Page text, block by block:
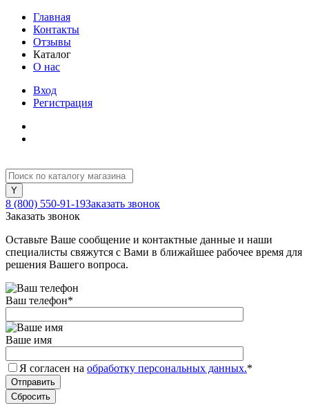
Главная
Контакты
Отзывы
Каталог
О нас
Вход
Регистрация
8 (800) 550-91-19Заказать звонок
Заказать звонок
Оставьте Ваше сообщение и контактные данные и наши
специалисты свяжутся с Вами в ближайшее рабочее время для
решения Вашего вопроса.
Ваш телефон*
Ваше имя
Я согласен на обработку персональных данных.*